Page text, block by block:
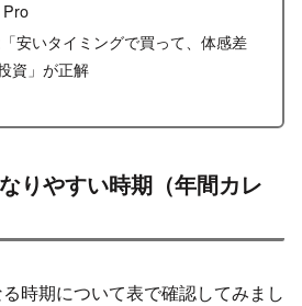
安いタイミングで買って、体感差
資」が正解
りやすい時期（年間カレ
時期について表で確認してみまし